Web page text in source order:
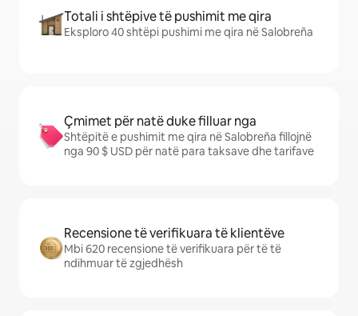
Totali i shtëpive të pushimit me qira
Eksploro 40 shtëpi pushimi me qira në Salobreña
Çmimet për natë duke filluar nga
Shtëpitë e pushimit me qira në Salobreña fillojnë
nga 90 $ USD për natë para taksave dhe tarifave
Recensione të verifikuara të klientëve
Mbi 620 recensione të verifikuara për të të
ndihmuar të zgjedhësh